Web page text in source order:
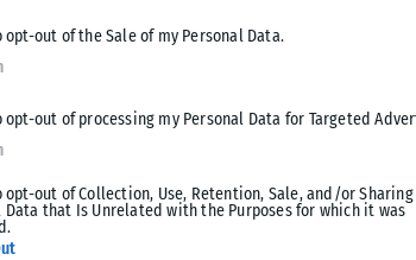
opt-out of the Sale of my Personal Data.
opt-out of processing my Personal Data for Targeted
opt-out of Collection, Use, Retention, Sale, and/or
Data that Is Unrelated with the Purposes for which it was
που σημειώθηκε